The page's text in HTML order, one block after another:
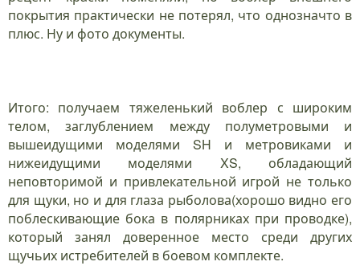
покрытия практически не потерял, что однозначто в
плюс. Ну и фото документы.
Итого: получаем тяжеленький воблер с широким
телом, заглублением между полуметровыми и
вышеидущими моделями SH и метровиками и
нижеидущими моделями XS, обладающий
неповторимой и привлекательной игрой не только
для щуки, но и для глаза рыболова(хорошо видно его
поблескивающие бока в полярниках при проводке),
который занял доверенное место среди других
щучьих истребителей в боевом комплекте.